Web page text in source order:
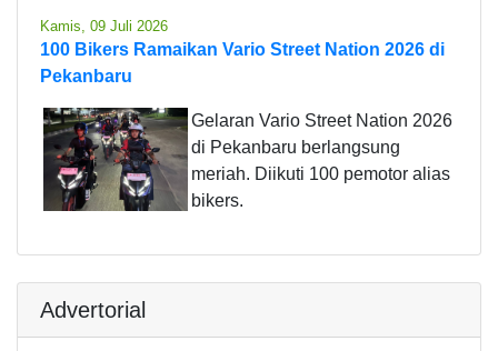
Kamis, 09 Juli 2026
100 Bikers Ramaikan Vario Street Nation 2026 di
Pekanbaru
Gelaran Vario Street Nation 2026
di Pekanbaru berlangsung
meriah. Diikuti 100 pemotor alias
bikers.
Advertorial